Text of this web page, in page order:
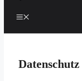
Menü
Datenschutz